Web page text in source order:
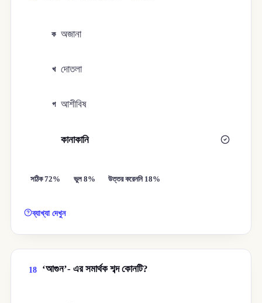
ক অজানা
খ দোতলা
গ আশীবিষ
কানাকানি
সঠিক 72% ভুল 8% উত্তর করেননি 18%
ব্যাখ্যা দেখুন
18 ‘আগুন’- এর সমার্থক শব্দ কোনটি?